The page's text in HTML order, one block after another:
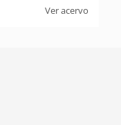
Ver acervo